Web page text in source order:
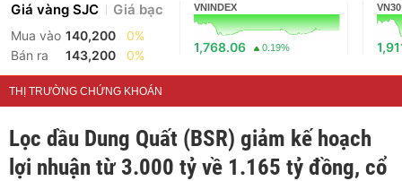
Giá vàng SJC Giá bạc
Mua vào 140,200
0%
Bán ra
143,200 0%
VNINDEX
1,768.06 0.19%
VN30
THỊ TRƯỜNG CHỨNG KHOÁN
Lọc dầu Dung Quất (BSR) giảm kế hoạch
lợi nhuận từ 3.000 tỷ về 1.165 tỷ đồng, cổ